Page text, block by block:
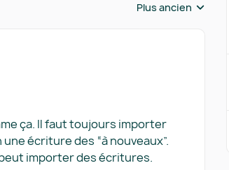
Réponses triées par
Plus ancien
ça. Il faut toujours importer
écriture des “à nouveaux”.
peut importer des écritures.